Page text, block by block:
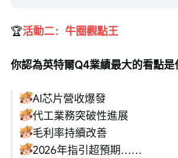
🏆活動二：牛圈觀點王
你認為英特爾Q4業績最大的看點是
AI芯片營收爆發
代工業務突破性進展
毛利率持續改善
2026年指引超預期……